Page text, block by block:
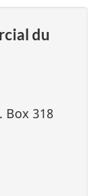
du
Box 318